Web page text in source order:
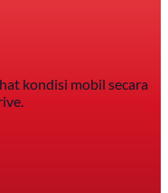
kondisi mobil secara